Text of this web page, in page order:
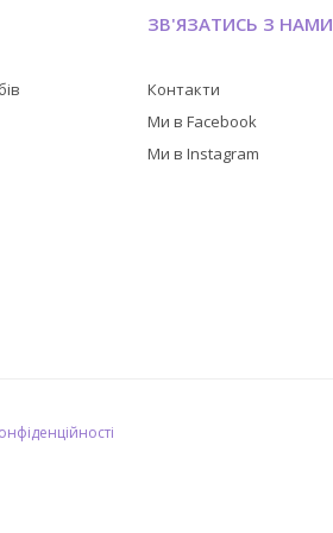
ЗВ'ЯЗАТИСЬ З НАМИ
Контакти
Ми в Facebook
Ми в Instagram